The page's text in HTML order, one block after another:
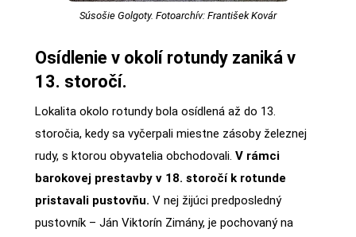
Súsošie Golgoty. Fotoarchív: František Kovár
Osídlenie v okolí rotundy zaniká v
13. storočí.
Lokalita okolo rotundy bola osídlená až do 13.
storočia, kedy sa vyčerpali miestne zásoby železnej
rudy, s ktorou obyvatelia obchodovali. V rámci
barokovej prestavby v 18. storočí k rotunde
pristavali pustovňu. V nej žijúci predposledný
pustovník – Ján Viktorín Zimány, je pochovaný na